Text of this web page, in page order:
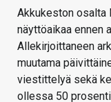
Akkukeston osalta
näyttöaikaa ennen
Allekirjoittaneen
muutama
viestittelyä sekä
ollessa 50